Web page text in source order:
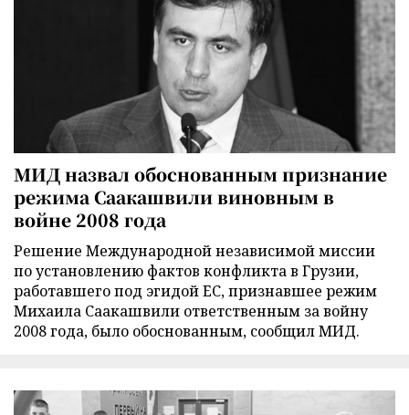
МИД назвал обоснованным признание
режима Саакашвили виновным в
войне 2008 года
Решение Международной независимой миссии
по установлению фактов конфликта в Грузии,
работавшего под эгидой ЕС, признавшее режим
Михаила Саакашвили ответственным за войну
2008 года, было обоснованным, сообщил МИД.